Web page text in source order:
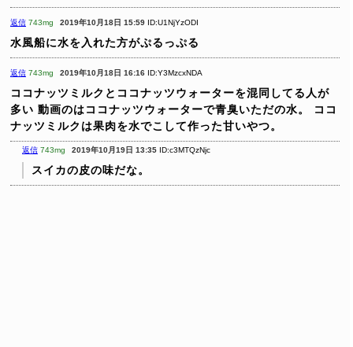
返信 743mg 2019年10月18日 15:59 ID:U1NjYzODI
水風船に水を入れた方がぷるっぷる
返信 743mg 2019年10月18日 16:16 ID:Y3MzcxNDA
ココナッツミルクとココナッツウォーターを混同してる人が
多い 動画のはココナッツウォーターで青臭いただの水。
ココ
ナッツミルクは果肉を水でこして作った甘いやつ。
返信 743mg 2019年10月19日 13:35 ID:c3MTQzNjc
スイカの皮の味だな。